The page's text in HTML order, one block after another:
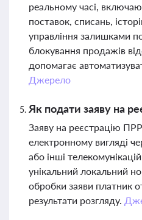
реальному часі,
поставок, списань,
управління залишками
блокування продажів
допомагає
Джерело
Як подати заяву на
Заяву на реєстрацію
електронному вигляді
або інші
унікальний локальний
обробки заяви платник
результати розгляду.